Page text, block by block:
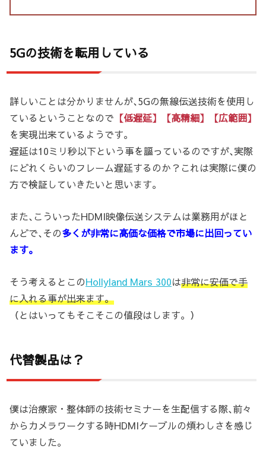
5Gの技術を転用している
詳しいことは分かりませんが､5Gの無線伝送技術を使用し
ているということなので 【低遅延】【高精細】【広範囲】
を実現出来ているようです。
遅延は10ミリ秒以下という事を謳っているのですが､実際
にどれくらいのフレーム遅延するのか？これは実際に僕の
方で検証していきたいと思います。
また､こういったHDMI映像伝送システムは業務用がほと
んどで､その多くが非常に高価な価格で市場に出回ってい
ます。
そう考えるとこのHollyland Mars 300は非常に安価で手
に入れる事が出来ます。
（とはいってもそこそこの値段はします。）
代替製品は？
僕は治療家・整体師の技術セミナーを生配信する際､前々
からカメラワークする時HDMIケーブルの煩わしさを感じ
ていました。